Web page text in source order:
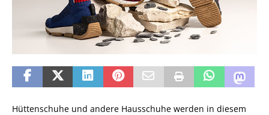
Hüttenschuhe und andere Hausschuhe werden in diesem